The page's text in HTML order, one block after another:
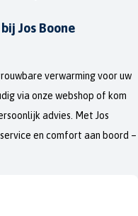
Jos Boone
verwarming voor uw
via onze webshop of kom
advies. Met Jos
en comfort aan boord –